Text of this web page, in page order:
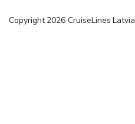
Copyright2026 CruiseLines Latvia